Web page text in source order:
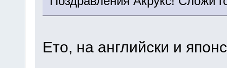
Ето, на английски и